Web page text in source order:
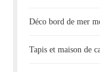
Déco bord de mer
Tapis et maison de